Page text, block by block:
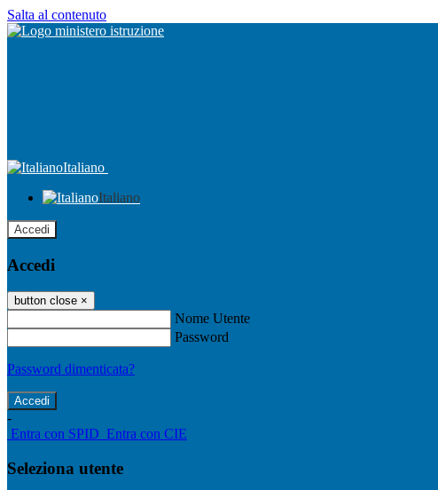
Salta al contenuto
Italiano
Italiano
Accedi
Accedi
button close ×
Nome Utente
Password
Password dimenticata?
-
Entra con SPID Entra con CIE
Seleziona utente